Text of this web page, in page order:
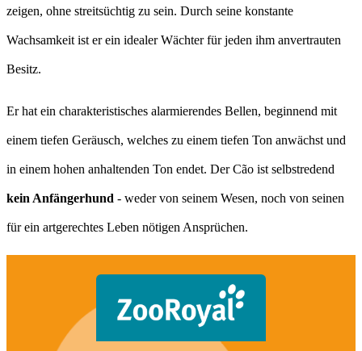
zeigen, ohne streitsüchtig zu sein. Durch seine konstante
Wachsamkeit ist er ein idealer Wächter für jeden ihm anvertrauten
Besitz.
Er hat ein charakteristisches alarmierendes Bellen, beginnend mit
einem tiefen Geräusch, welches zu einem tiefen Ton anwächst und
in einem hohen anhaltenden Ton endet. Der Cão ist selbstredend
kein Anfängerhund - weder von seinem Wesen, noch von seinen
für ein artgerechtes Leben nötigen Ansprüchen.